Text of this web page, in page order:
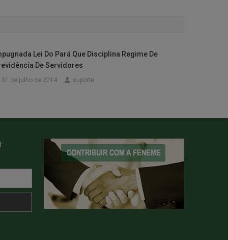
Lei Do Pará Que Disciplina Regime De
De Servidores
31 de julho de 2014 suporte